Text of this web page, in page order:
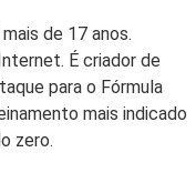
de 17 anos.
É criador de
para o Fórmula
mais indicado
zero.